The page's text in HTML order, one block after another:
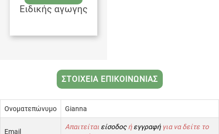
Ειδικής αγωγης
ΣΤΟΙΧΕΙΑ ΕΠΙΚΟΙΝΩΝΙΑΣ
Ονοματεπώνυμο Gianna
Email
Απαιτείται είσοδος ήεγγραφή για να δείτε το